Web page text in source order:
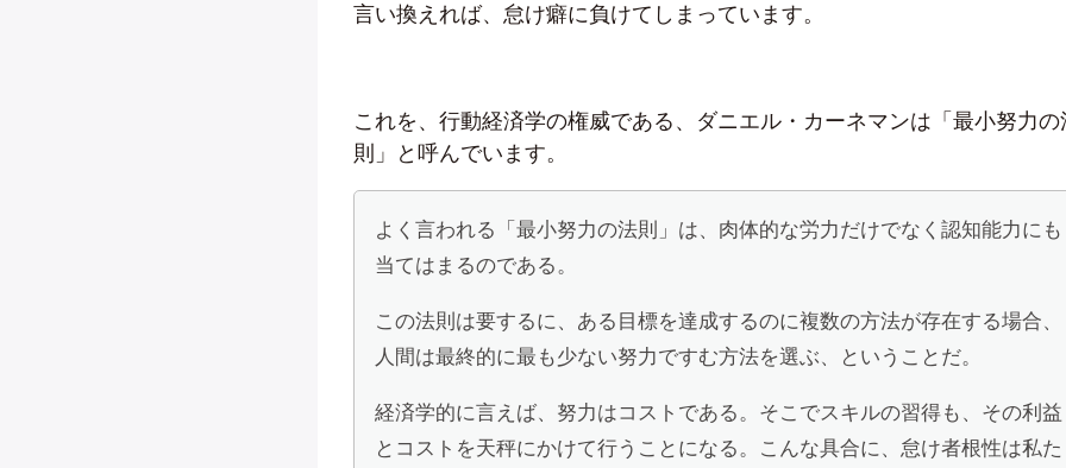
言い換えれば、怠け癖に負けてしまっています。
これを、行動経済学の権威である、ダニエル・カーネマンは「最小努力の
則」と呼んでいます。
よく言われる「最小努力の法則」は、肉体的な労力だけでなく認知能力にも
当てはまるのである。
この法則は要するに、ある目標を達成するのに複数の方法が存在する場合、
人間は最終的に最も少ない努力ですむ方法を選ぶ、ということだ。
経済学的に言えば、努力はコストである。そこでスキルの習得も、その利益
とコストを天秤にかけて行うことになる。こんな具合に、怠け者根性は私た